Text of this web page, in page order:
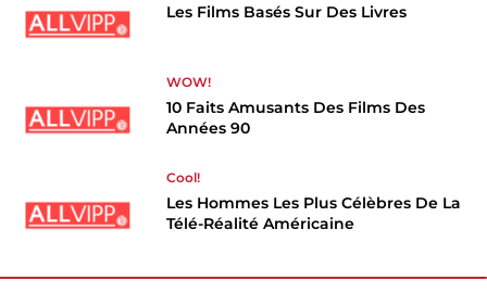
Les Films Basés Sur Des Livres
WOW!
10 Faits Amusants Des Films Des
Années 90
Cool!
Les Hommes Les Plus Célèbres De La
Télé-Réalité Américaine